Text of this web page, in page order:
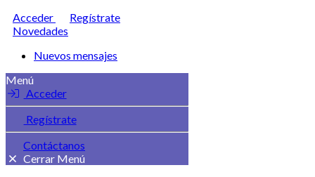
Acceder
Regístrate
Novedades
Nuevos mensajes
Menú
Acceder
Regístrate
Contáctanos
Cerrar Menú